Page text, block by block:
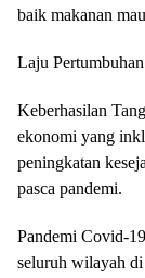
baik makanan
Laju
Keberhasilan
ekonomi yang
peningkatan
pasca pandemi.
Pandemi Covid-
seluruh wilayah